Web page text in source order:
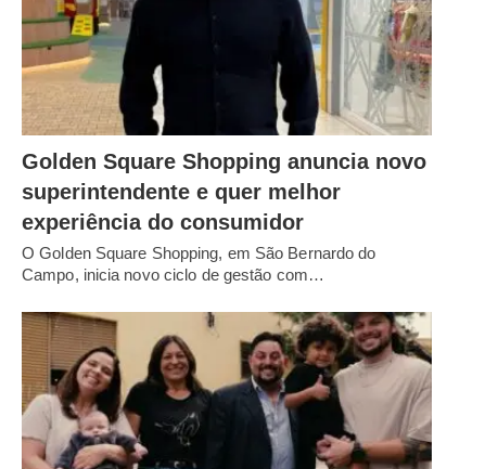
Golden Square Shopping anuncia novo
superintendente e quer melhor
experiência do consumidor
O Golden Square Shopping, em São Bernardo do
Campo, inicia novo ciclo de gestão com…